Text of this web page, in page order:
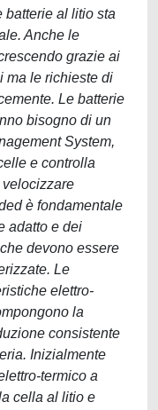
batterie al litio sta
Anche le
grazie ai
ma le richieste di
Le batterie
bisogno di un
System,
e controlla
velocizzare
è fondamentale
adatto e dei
devono essere
Le
elettro-
la
consistente
Inizialmente
termico a
cella al litio e